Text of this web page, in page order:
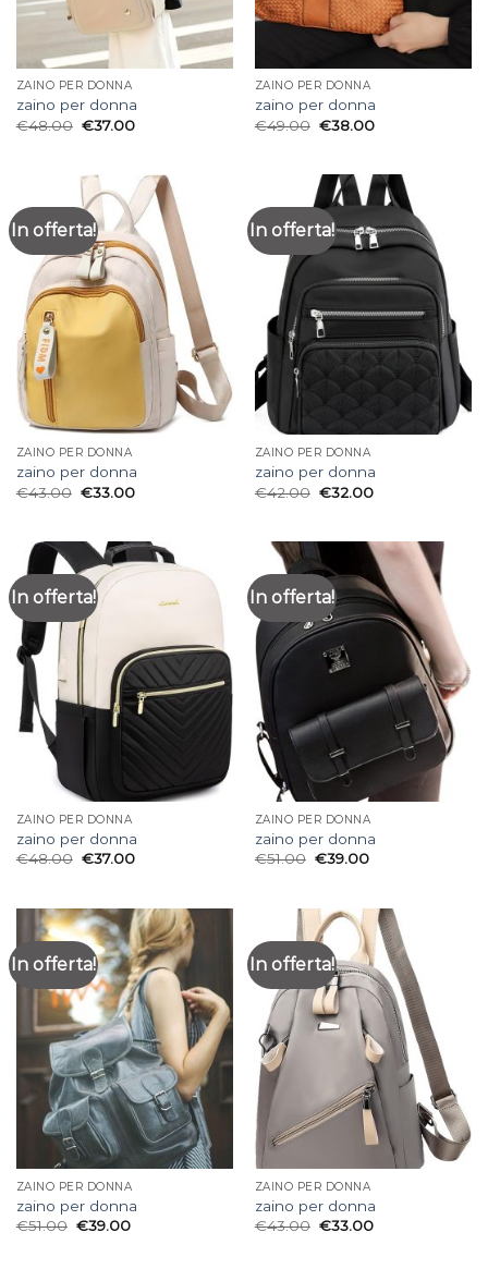
ZAINO PER DONNA
zaino per donna
€48.00 €37.00
ZAINO PER DONNA
zaino per donna
€49.00 €38.00
In offerta!
ZAINO PER DONNA
zaino per donna
€43.00 €33.00
In offerta!
ZAINO PER DONNA
zaino per donna
€42.00 €32.00
In offerta!
ZAINO PER DONNA
zaino per donna
€48.00 €37.00
In offerta!
ZAINO PER DONNA
zaino per donna
€51.00 €39.00
In offerta!
ZAINO PER DONNA
zaino per donna
€51.00 €39.00
In offerta!
ZAINO PER DONNA
zaino per donna
€43.00 €33.00